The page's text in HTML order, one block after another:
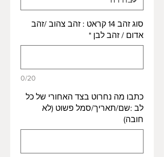
סוג זהב 14 קראט : זהב צהוב /זהב
אדום / זהב לבן *
0/20
כתבו מה נחרוט בצד האחורי של כל
לב :שם/תאריך/סמל פשוט (לא
חובה)